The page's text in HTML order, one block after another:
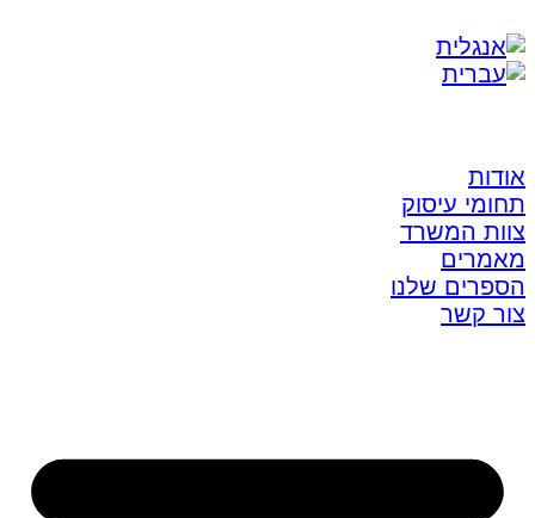
אודות
תחומי עיסוק
צוות המשרד
מאמרים
הספרים שלנו
צור קשר